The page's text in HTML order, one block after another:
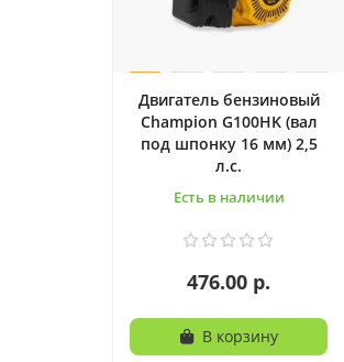
Двигатель бензиновый
Champion G100HK (вал
под шпонку 16 мм) 2,5
л.с.
Есть в наличии
476.00 р.
В корзину